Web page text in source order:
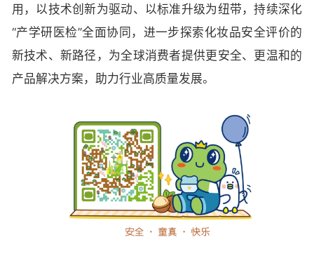
用，以技术创新为驱动、以标准升级为纽带，持续深化
“产学研医检”全面协同，进一步探索化妆品安全评价的
新技术、新路径，为全球消费者提供更安全、更温和的
产品解决方案，助力行业高质量发展。